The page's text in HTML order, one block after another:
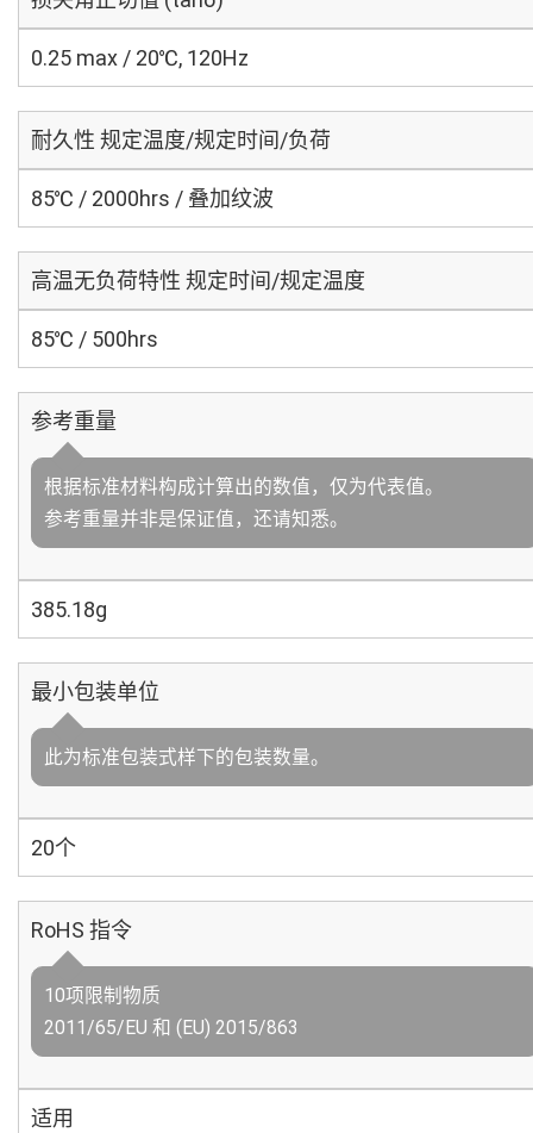
0.25 max / 20℃, 120Hz
耐久性 规定温度/规定时间/负荷
85℃ / 2000hrs / 叠加纹波
高温无负荷特性 规定时间/规定温度
85℃ / 500hrs
参考重量
根据标准材料构成计算出的数值，仅为代表值。
参考重量并非是保证值，还请知悉。
385.18g
最小包装单位
此为标准包装式样下的包装数量。
20个
RoHS 指令
10项限制物质
2011/65/EU 和 (EU) 2015/863
适用